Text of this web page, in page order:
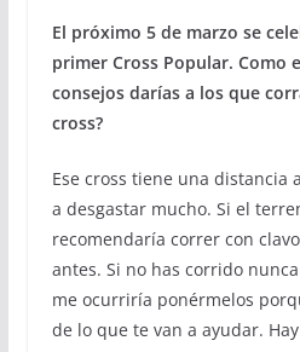
El próximo 5 de marzo se
primer Cross Popular. Como
consejos darías a los que
cross?
Ese cross tiene una distancia
a desgastar mucho. Si el
recomendaría correr con
antes. Si no has corrido
me ocurriría ponérmelos
de lo que te van a ayudar.